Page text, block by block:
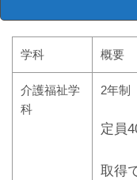
学科 概要
介護福祉学
科
2年制
定員
取得